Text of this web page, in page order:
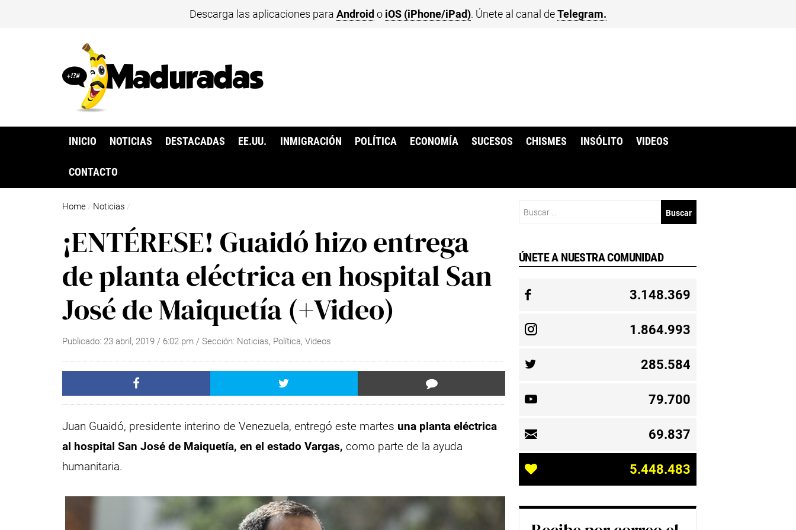
Descarga las aplicaciones para Android o iOS (iPhone/iPad). Únete al canal deTelegram.
INICIO NOTICIAS DESTACADAS EE.UU. INMIGRACIÓN POLÍTICA ECONOMÍA SUCESOS CHISMES INSÓLITO VIDEOS
CONTACTO
Home / Noticias /
¡ENTÉRESE! Guaidó hizo entrega
de planta eléctrica en hospital San
José de Maiquetía (+Video)
Publicado: 23 abril, 2019 / 6:02 pm/ Sección: Noticias, Política,Videos
Juan Guaidó, presidente interino de Venezuela, entregó este martes una planta eléctrica
al hospital San José de Maiquetía, en el estado Vargas, como parte de la ayuda
humanitaria.
ÚNETE A NUESTRA COMUNIDAD
3.148.369
1.864.993
285.584
79.700
69.837
5.448.483